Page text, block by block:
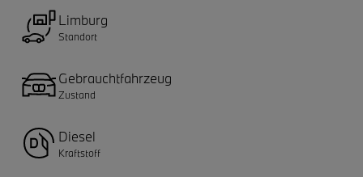
Limburg
Standort
Gebrauchtfahrzeug
Zustand
Diesel
Kraftstoff